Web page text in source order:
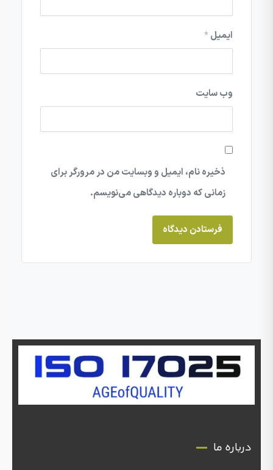
ایمیل*
وب‌ سایت
ذخیره نام، ایمیل و وبسایت من در مرورگر برای
زمانی که دوباره دیدگاهی می‌نویسم.
درباره ما